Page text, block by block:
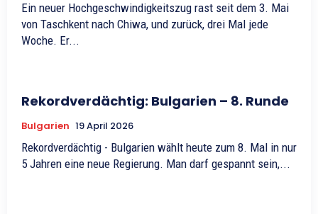
Ein neuer Hochgeschwindigkeitszug rast seit dem 3. Mai
von Taschkent nach Chiwa, und zurück, drei Mal jede
Woche. Er...
Rekordverdächtig: Bulgarien – 8. Runde
Bulgarien 19 April 2026
Rekordverdächtig - Bulgarien wählt heute zum 8. Mal in nur
5 Jahren eine neue Regierung. Man darf gespannt sein,...